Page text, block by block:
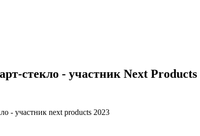
стекло - участник Next Products